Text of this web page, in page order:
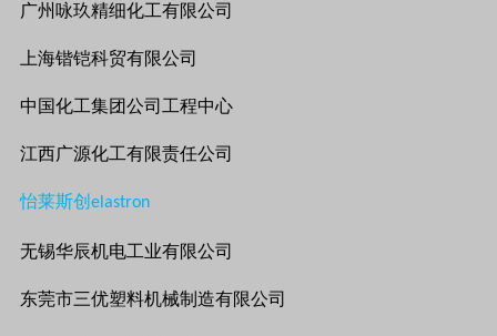
广州咏玖精细化工有限公司
上海锴铠科贸有限公司
中国化工集团公司工程中心
江西广源化工有限责任公司
怡莱斯创 elastron
无锡华辰机电工业有限公司
东莞市三优塑料机械制造有限公司